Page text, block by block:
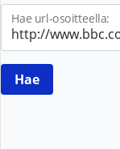
Hae url-osoitteella: